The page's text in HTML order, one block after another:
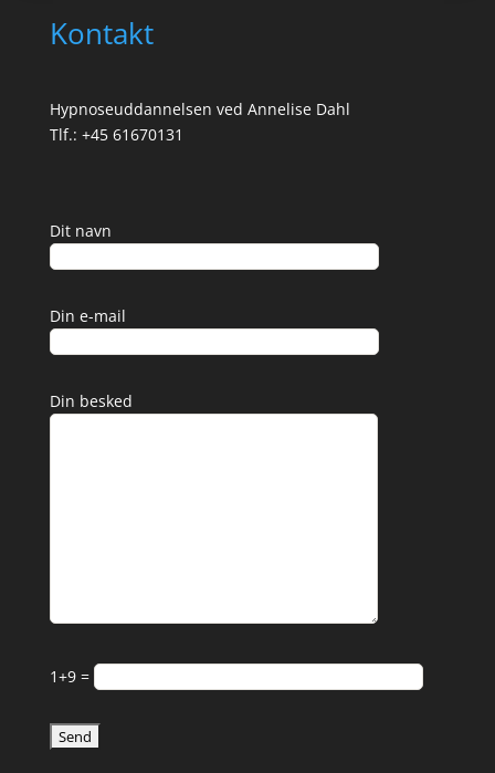
Kontakt
Hypnoseuddannelsen ved Annelise Dahl
Tlf.: +45 61670131
Dit navn
Din e-mail
Din besked
1+9 =